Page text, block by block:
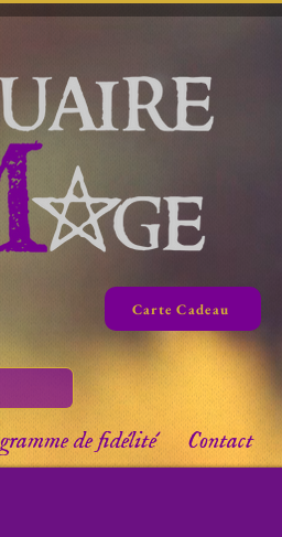
Carte Cadeau
de fidélité Contact